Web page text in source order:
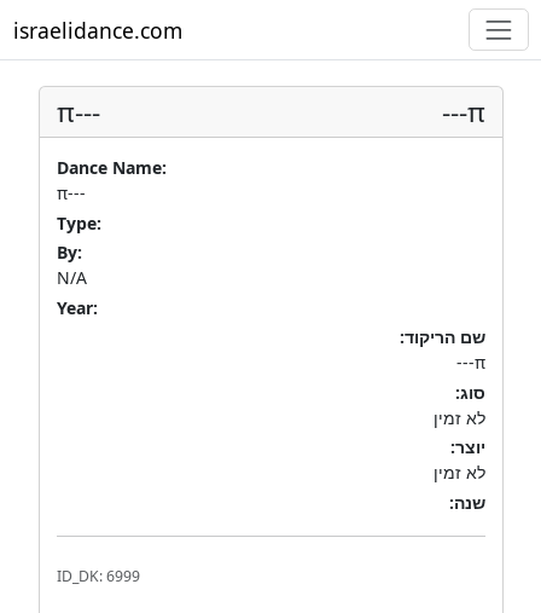
israelidance.com
π--- π---
Dance Name:
π---
Type:
By:
N/A
Year:
שם הריקוד:
π---
סוג:
לא זמין
יוצר:
לא זמין
שנה:
ID_DK: 6999